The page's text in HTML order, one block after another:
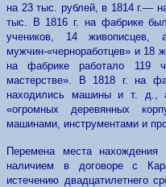
на 23 тыс. рублей, в 1814 г.—
тыс. В 1816 г. на фабрике
учеников, 14
мужчин-«черноработцев» и 18
на фабрике работало 119
мастерстве». В 1818 г. на
находились машины и т. д.,
«огромных деревянных
машинами, инструментами и
Перемена места
наличием в договоре с
истечению двадцатилетнего